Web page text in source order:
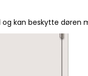
kan beskytte døren